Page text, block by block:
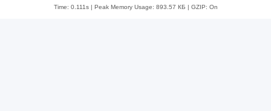
Time: 0.111s| Peak Memory Usage: 893.57 КБ | GZIP: On